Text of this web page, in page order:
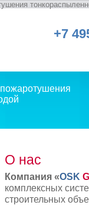
+7
О нас
Компания «OSK
комплексных
строительных